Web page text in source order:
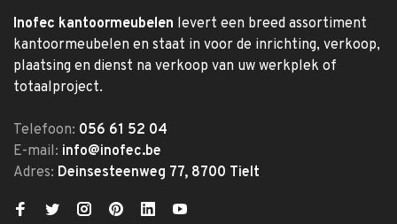
Inofec kantoormeubelen levert een breed assortiment
kantoormeubelen en staat in voor de inrichting, verkoop,
plaatsing en dienst na verkoop van uw werkplek of
totaalproject.
Telefoon: 056 61 52 04
E-mail: info@inofec.be
Adres: Deinsesteenweg 77, 8700 Tielt